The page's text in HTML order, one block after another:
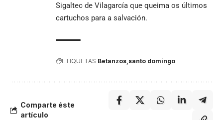
Sigaltec de Vilagarcía que queima os últimos
cartuchos para a salvación.
ETIQUETAS Betanzos santo domingo
Comparte éste
artículo